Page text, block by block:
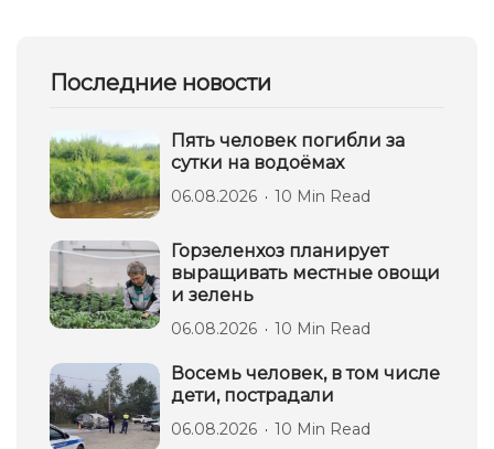
Последние новости
Пять человек погибли за
сутки на водоёмах
06.08.2026 10 Min Read
Горзеленхоз планирует
выращивать местные овощи
и зелень
06.08.2026 10 Min Read
Восемь человек, в том числе
дети, пострадали
06.08.2026 10 Min Read